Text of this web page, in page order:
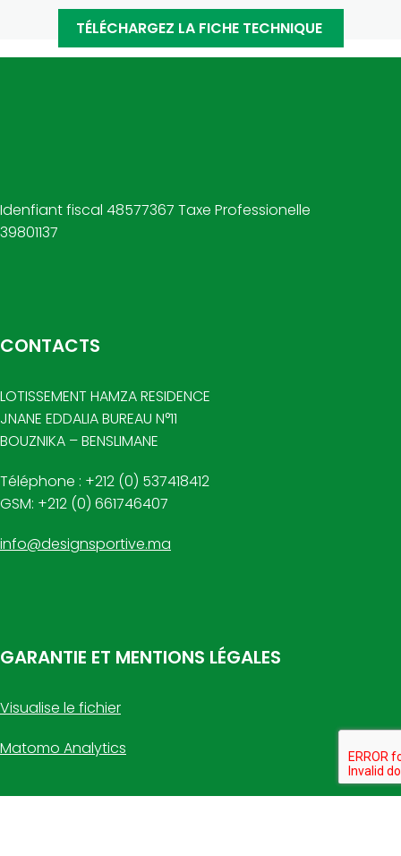
TÉLÉCHARGEZ LA FICHE TECHNIQUE
Idenfiant fiscal 48577367 Taxe Professionelle
39801137
CONTACTS
LOTISSEMENT HAMZA RESIDENCE
JNANE EDDALIA BUREAU N°11
BOUZNIKA – BENSLIMANE
Téléphone : +212 (0) 537418412
GSM: +212 (0) 661746407
info@designsportive.ma
GARANTIE ET MENTIONS LÉGALES
Visualise le fichier
Matomo Analytics